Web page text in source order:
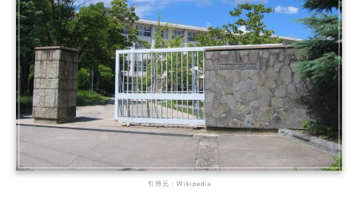
引用元：Wikipedia